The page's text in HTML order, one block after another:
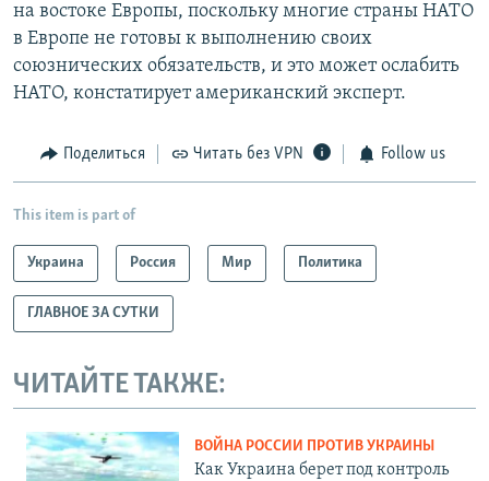
на востоке Европы, поскольку многие страны НАТО
в Европе не готовы к выполнению своих
союзнических обязательств, и это может ослабить
НАТО, констатирует американский эксперт.
Поделиться Читать без VPN Follow us
This item is part of
Украина Россия Мир Политика
ГЛАВНОЕ ЗА СУТКИ
ЧИТАЙТЕ ТАКЖЕ:
ВОЙНА РОССИИ ПРОТИВ УКРАИНЫ
Как Украина берет под контроль